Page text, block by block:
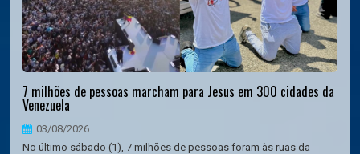
7 milhões de pessoas marcham para Jesus em 300 cidades da
Venezuela
03/08/2026
No último sábado (1), 7 milhões de pessoas foram às ruas da